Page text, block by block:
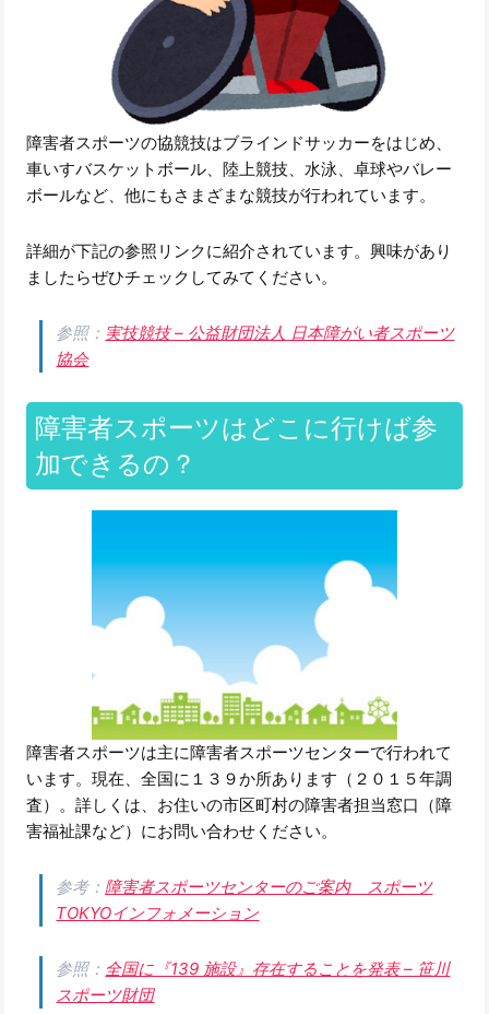
障害者スポーツの協競技はブラインドサッカーをはじめ、
車いすバスケットボール、陸上競技、水泳、卓球やバレー
ボールなど、他にもさまざまな競技が行われています。
詳細が下記の参照リンクに紹介されています。興味があり
ましたらぜひチェックしてみてください。
参照： 実技競技 – 公益財団法人 日本障がい者スポーツ
協会
障害者スポーツはどこに行けば参
加できるの？
障害者スポーツは主に障害者スポーツセンターで行われて
います。現在、全国に１３９か所あります（２０１５年調
査）。詳しくは、お住いの市区町村の障害者担当窓口（障
害福祉課など）にお問い合わせください。
参考：障害者スポーツセンターのご案内 スポーツ
TOKYOインフォメーション
参照： 全国に『139 施設』存在することを発表 – 笹川
スポーツ財団